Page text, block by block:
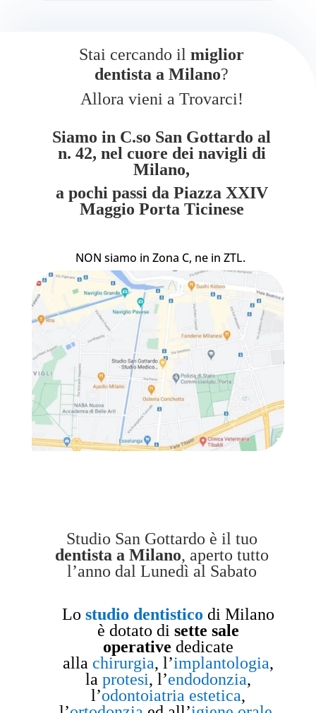
Stai cercando ilmiglior
dentista a Milano?
Allora vieni a Trovarci!
Siamo in C.so San Gottardo al
n. 42, nel cuore dei navigli di
Milano,
a pochi passi da Piazza XXIV
Maggio Porta Ticinese
NON siamo in Zona C, ne in ZTL.
Studio San Gottardo è il tuo
dentista a Milano, aperto tutto
l’anno dal Lunedì al Sabato
Lo studio dentistico di Milano
è dotato di sette sale
operative dedicate
alla chirurgia, l’implantologia,
la protesi, l’endodonzia,
l’odontoiatria estetica,